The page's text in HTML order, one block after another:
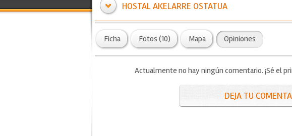
HOSTAL AKELARRE OSTATUA
Ficha Fotos (10) Mapa Opiniones
Actualmente no hay ningún comentario. ¡Sé el
DEJA TU